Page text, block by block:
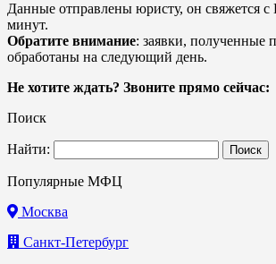
Данные отправлены юристу, он свяжется с
минут.
Обратите внимание: заявки, полученные
обработаны на следующий день.
Не хотите ждать? Звоните прямо сейчас:
Поиск
Найти:
Популярные МФЦ
Москва
Санкт-Петербург